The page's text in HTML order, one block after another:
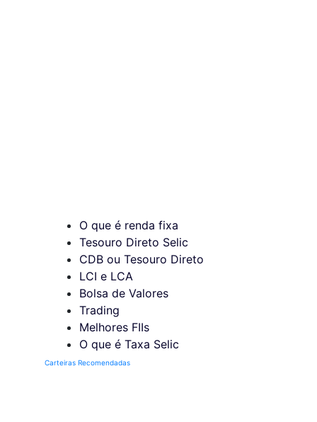
O que é renda fixa
Tesouro Direto Selic
CDB ou Tesouro Direto
LCI e LCA
Bolsa de Valores
Trading
Melhores FIIs
O que é Taxa Selic
Carteiras Recomendadas